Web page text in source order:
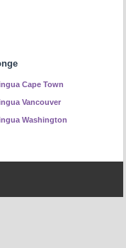
Cape Town
Vancouver
Washington